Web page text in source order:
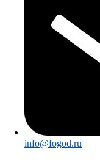
info@fogod.ru